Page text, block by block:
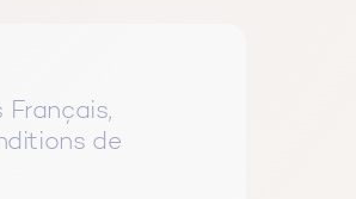
Français,
de